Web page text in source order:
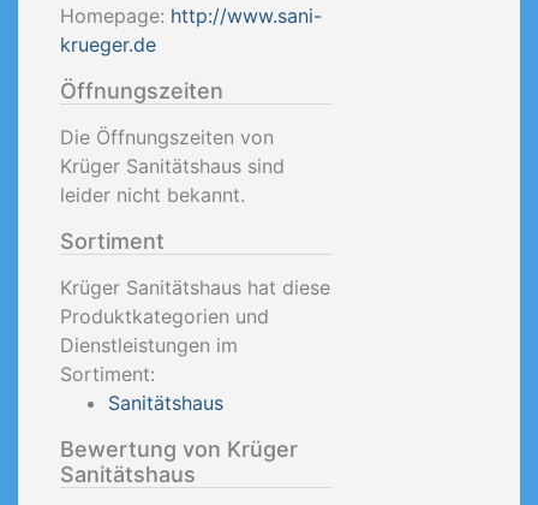
Homepage: http://www.sani-
krueger.de
Öffnungszeiten
Die Öffnungszeiten von
Krüger Sanitätshaus sind
leider nicht bekannt.
Sortiment
Krüger Sanitätshaus hat diese
Produktkategorien und
Dienstleistungen im
Sortiment:
Sanitätshaus
Bewertung von Krüger
Sanitätshaus